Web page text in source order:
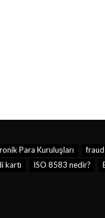
Para Kuruluşları fraud
kartı
ISO 8583 nedir?